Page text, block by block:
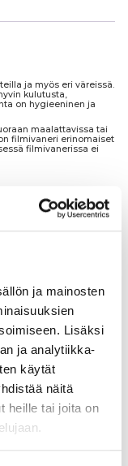
ja mainosten
Lisäksi
ja analytiikka-
käytät
näitä
heille tai joita on
ja myös eri väreissä.
kulutusta,
on hygieeninen ja
maalattavissa tai
filmivaneri erinomaiset
filmivanerissa ei
eri hinnoittelun